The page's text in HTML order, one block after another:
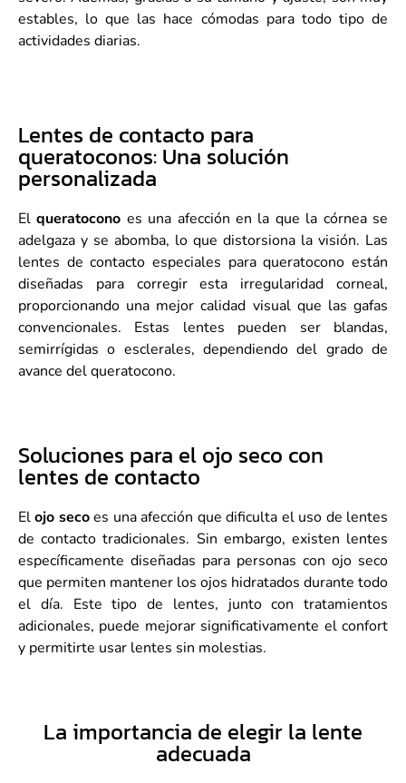
estables, lo que las hace cómodas para todo tipo de
actividades diarias.
Lentes de contacto para
queratoconos: Una solución
personalizada
Elqueratocono es una afección en la que la córnea se
adelgaza y se abomba, lo que distorsiona la visión. Las
lentes de contacto especiales para queratocono están
diseñadas para corregir esta irregularidad corneal,
proporcionando una mejor calidad visual que las gafas
convencionales. Estas lentes pueden ser blandas,
semirrígidas o esclerales, dependiendo del grado de
avance del queratocono.
Soluciones para el ojo seco con
lentes de contacto
Elojo secoes una afección que dificulta el uso de lentes
de contacto tradicionales. Sin embargo, existen lentes
específicamente diseñadas para personas con ojo seco
que permiten mantener los ojos hidratados durante todo
el día. Este tipo de lentes, junto con tratamientos
adicionales, puede mejorar significativamente el confort
y permitirte usar lentes sin molestias.
La importancia de elegir la lente
adecuada